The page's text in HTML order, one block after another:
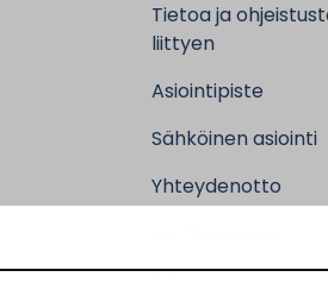
Tietoa ja
liittyen
Asiointipiste
Sähköinen asiointi
Yhteydenotto